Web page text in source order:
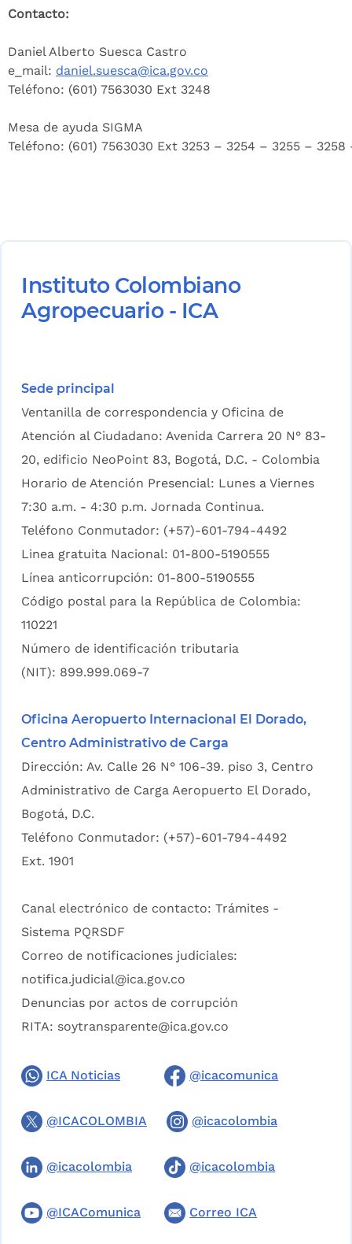
Contacto:
Daniel Alberto Suesca Castro
e_mail: daniel.suesca@ica.gov.co
Teléfono: (601) 7563030 Ext 3248
Mesa de ayuda SIGMA
Teléfono: (601) 7563030 Ext 3253 – 3254 – 3255 –
Instituto Colombiano
Agropecuario - ICA
Sede principal
Ventanilla de correspondencia y Oficina de
Atención al Ciudadano: Avenida Carrera 20 N° 83-
20, edificio NeoPoint 83, Bogotá, D.C. - Colombia
Horario de Atención Presencial: Lunes a Viernes
7:30 a.m. - 4:30 p.m. Jornada Continua.
Teléfono Conmutador: (+57)-601-794-4492
Linea gratuita Nacional: 01-800-5190555
Línea anticorrupción: 01-800-5190555
Código postal para la República de Colombia:
110221
Número de identificación tributaria
(NIT): 899.999.069-7
Oficina Aeropuerto Internacional El Dorado,
Centro Administrativo de Carga
Dirección: Av. Calle 26 N° 106-39. piso 3, Centro
Administrativo de Carga Aeropuerto El Dorado,
Bogotá, D.C.
Teléfono Conmutador: (+57)-601-794-4492
Ext. 1901
Canal electrónico de contacto: Trámites -
Sistema PQRSDF
Correo de notificaciones judiciales:
notifica.judicial@ica.gov.co
Denuncias por actos de corrupción
RITA: soytransparente@ica.gov.co
ICA Noticias @icacomunica
@ICACOLOMBIA @icacolombia
@icacolombia @icacolombia
@ICAComunica Correo ICA